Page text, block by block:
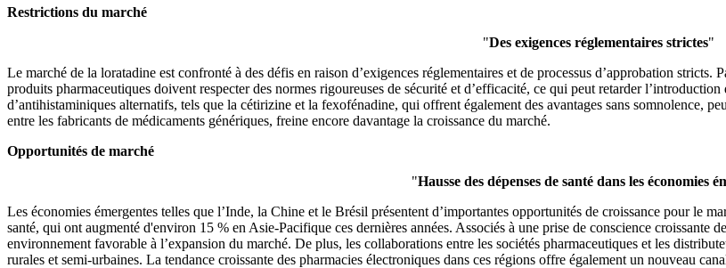
Restrictions du marché
"Des exigences réglementaires strictes"
Le marché de la loratadine est confronté à des défis en raison d’exigences réglementaires et de processus d’approbation
produits pharmaceutiques doivent respecter des normes rigoureuses de sécurité et d’efficacité, ce qui peut retarder
d’antihistaminiques alternatifs, tels que la cétirizine et la fexofénadine, qui offrent également des avantages sans somnolence,
entre les fabricants de médicaments génériques, freine encore davantage la croissance du marché.
Opportunités de marché
"Hausse des dépenses de santé dans les économies
Les économies émergentes telles que l’Inde, la Chine et le Brésil présentent d’importantes opportunités de croissance pour le
santé, qui ont augmenté d'environ 15 % en Asie-Pacifique ces dernières années. Associés à une prise de conscience croissante
environnement favorable à l’expansion du marché. De plus, les collaborations entre les sociétés pharmaceutiques et les
rurales et semi-urbaines. La tendance croissante des pharmacies électroniques dans ces régions offre également un nouveau